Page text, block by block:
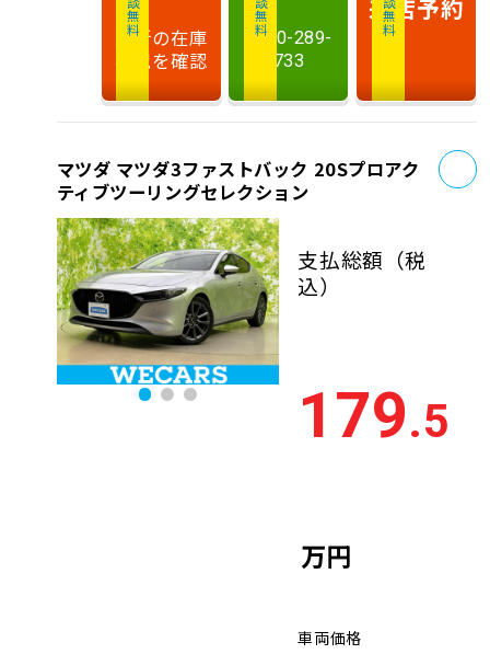
最新の在庫
状況を確認
0120-289-
733
来店予約
マツダ マツダ3ファストバック 20Sプロアク
ティブツーリングセレクション
支払総額 （税
込）
179.5
万円
車両価格